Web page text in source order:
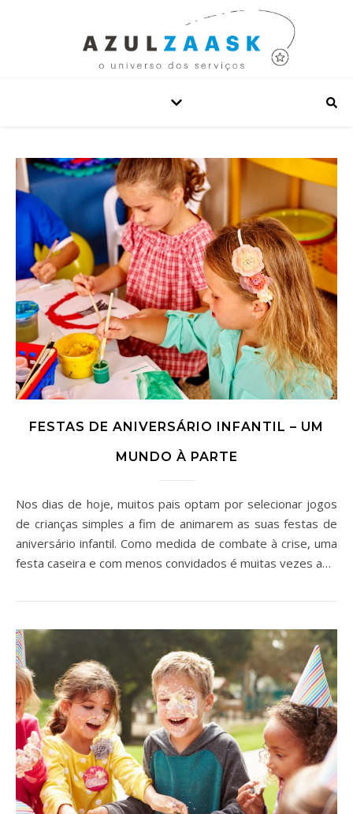
FESTAS DE ANIVERSÁRIO INFANTIL – UM
MUNDO À PARTE
Nos dias de hoje, muitos pais optam por selecionar jogos
de crianças simples a fim de animarem as suas festas de
aniversário infantil. Como medida de combate à crise, uma
festa caseira e com menos convidados é muitas vezes a…